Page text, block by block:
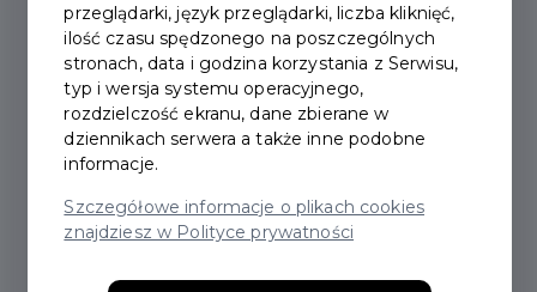
2025-03-21
DZIECI Z ODDZIAŁÓW
PRZEDSZKOLNYCH ZSO
NR 1 Z WIZYTĄ W
URZĘDZIE MIASTA
przeglądarki, język przeglądarki, liczba kliknięć,
ilość czasu spędzonego na poszczególnych
stronach, data i godzina korzystania z Serwisu,
typ i wersja systemu operacyjnego,
rozdzielczość ekranu, dane zbierane w
dziennikach serwera a także inne podobne
informacje.
Szczegółowe informacje o plikach cookies
znajdziesz w Polityce prywatności